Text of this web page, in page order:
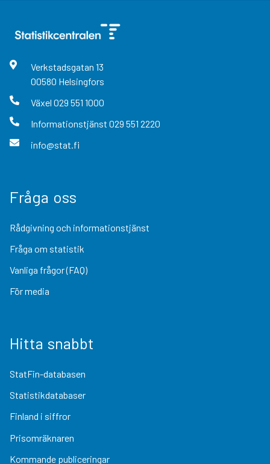
Verkstadsgatan 13
00580 Helsingfors
Växel 029 551 1000
Informationstjänst 029 551 2220
info@stat.fi
Fråga oss
Rådgivning och informationstjänst
Fråga om statistik
Vanliga frågor (FAQ)
För media
Hitta snabbt
StatFin-databasen
Statistikdatabaser
Finland i siffror
Prisomräknaren
Kommande publiceringar